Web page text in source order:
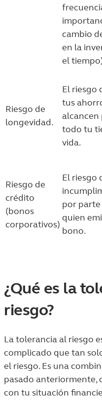
cambio
en la
el
Riesgo de
longevidad.
El riesgo
tus
alcancen
todo tu
vida.
Riesgo de
crédito
(bonos
corporativos)
El riesgo
por parte
quien
bono.
¿Qué es la
riesgo?
La tolerancia al riesgo
complicado que tan
el riesgo. Es una
pasado anteriormente,
con tu situación